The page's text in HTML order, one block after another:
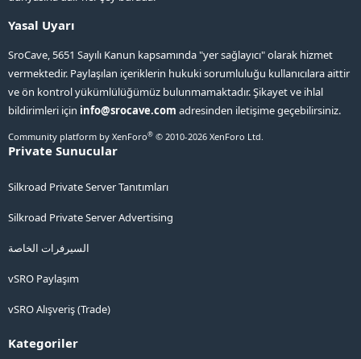
Yasal Uyarı
SroCave, 5651 Sayılı Kanun kapsamında "yer sağlayıcı" olarak hizmet
vermektedir. Paylaşılan içeriklerin hukuki sorumluluğu kullanıcılara aittir
ve ön kontrol yükümlülüğümüz bulunmamaktadır. Şikayet ve ihlal
bildirimleri için info@srocave.com adresinden iletişime geçebilirsiniz.
Community platform by XenForo® © 2010-2026 XenForo Ltd.
Private Sunucular
Silkroad Private Server Tanıtımları
Silkroad Private Server Advertising
السيرفرات الخاصة
vSRO Paylaşım
vSRO Alışveriş (Trade)
Kategoriler